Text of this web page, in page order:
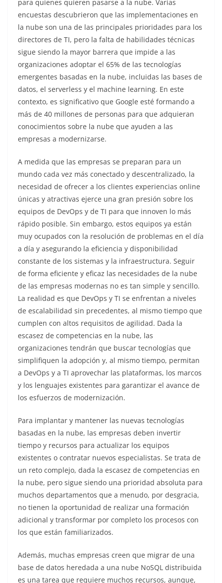
para quienes quieren pasarse a la nube. Varias
encuestas descubrieron que las implementaciones en
la nube son una de las principales prioridades para los
directores de TI, pero la falta de habilidades técnicas
sigue siendo la mayor barrera que impide a las
organizaciones adoptar el 65% de las tecnologías
emergentes basadas en la nube, incluidas las bases de
datos, el serverless y el machine learning. En este
contexto, es significativo que Google esté formando a
más de 40 millones de personas para que adquieran
conocimientos sobre la nube que ayuden a las
empresas a modernizarse.
A medida que las empresas se preparan para un
mundo cada vez más conectado y descentralizado, la
necesidad de ofrecer a los clientes experiencias online
únicas y atractivas ejerce una gran presión sobre los
equipos de DevOps y de TI para que innoven lo más
rápido posible. Sin embargo, estos equipos ya están
muy ocupados con la resolución de problemas en el día
a día y asegurando la eficiencia y disponibilidad
constante de los sistemas y la infraestructura. Seguir
de forma eficiente y eficaz las necesidades de la nube
de las empresas modernas no es tan simple y sencillo.
La realidad es que DevOps y TI se enfrentan a niveles
de escalabilidad sin precedentes, al mismo tiempo que
cumplen con altos requisitos de agilidad. Dada la
escasez de competencias en la nube, las
organizaciones tendrán que buscar tecnologías que
simplifiquen la adopción y, al mismo tiempo, permitan
a DevOps y a TI aprovechar las plataformas, los marcos
y los lenguajes existentes para garantizar el avance de
los esfuerzos de modernización.
Para implantar y mantener las nuevas tecnologías
basadas en la nube, las empresas deben invertir
tiempo y recursos para actualizar los equipos
existentes o contratar nuevos especialistas. Se trata de
un reto complejo, dada la escasez de competencias en
la nube, pero sigue siendo una prioridad absoluta para
muchos departamentos que a menudo, por desgracia,
no tienen la oportunidad de realizar una formación
adicional y transformar por completo los procesos con
los que están familiarizados.
Además, muchas empresas creen que migrar de una
base de datos heredada a una nube NoSQL distribuida
es una tarea que requiere muchos recursos, aunque,